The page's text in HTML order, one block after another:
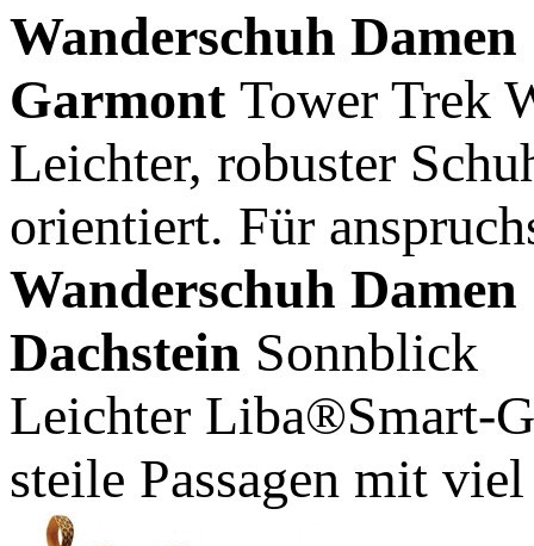
Wanderschuh Damen
Garmont Tower Trek
Leichter, robuster
orientiert. Für
Wanderschuh Damen
Dachstein Sonnblick
Leichter Liba®Smart-
steile Passagen mit